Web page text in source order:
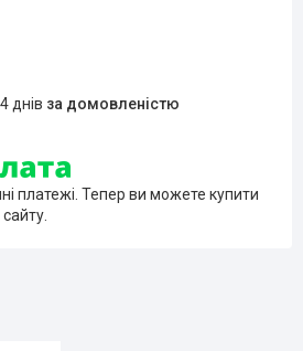
днів за домовленістю
платежі. Тепер ви можете купити